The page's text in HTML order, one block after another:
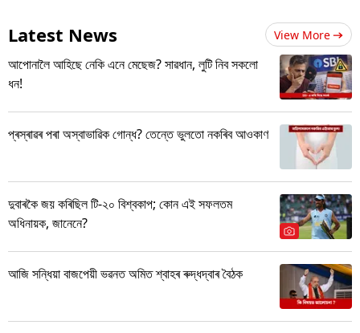
Latest News View More
আপোনালৈ আহিছে নেকি এনে মেছেজ? সাৱধান, লুটি নিব সকলো
ধন!
প্ৰস্ৰাৱৰ পৰা অস্বাভাৱিক গোন্ধ? তেন্তে ভুলতো নকৰিব আওকাণ
দুবাৰকৈ জয় কৰিছিল টি-২০ বিশ্বকাপ; কোন এই সফলতম
অধিনায়ক, জানেনে?
আজি সন্ধিয়া বাজপেয়ী ভৱনত অমিত শ্বাহৰ ৰুদ্ধদ্বাৰ বৈঠক